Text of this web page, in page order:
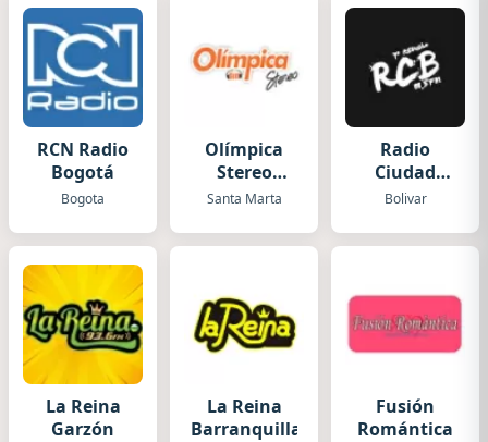
RCN Radio
Bogotá
Bogota
Olímpica
Stereo
Santa
Santa Marta
Radio
Ciudad
Bolivar RCB
Bolivar
La Reina
Garzón
La Reina
Barranquilla
Fusión
Romántica